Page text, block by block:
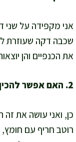
אני מקפידה על שני
שכבה דקה שעוזרת
את הכנפיים והן
2. האם אפשר להכין את הרוטב בלי חמאה ועדיין לקבל טעם באפלו?
כן, ואני עושה את
רוטב חריף עם